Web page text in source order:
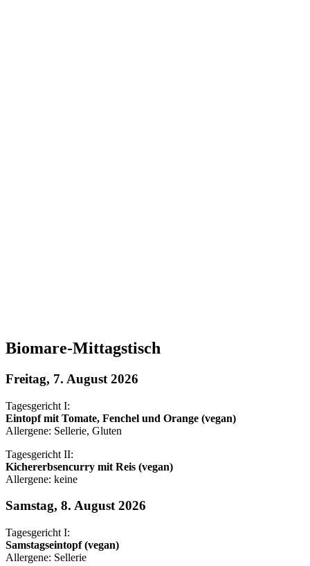
Biomare-Mittagstisch
Freitag, 7. August 2026
Tagesgericht I:
Eintopf mit Tomate, Fenchel und Orange (vegan)
Allergene: Sellerie, Gluten
Tagesgericht II:
Kichererbsencurry mit Reis (vegan)
Allergene: keine
Samstag, 8. August 2026
Tagesgericht I:
Samstagseintopf (vegan)
Allergene: Sellerie